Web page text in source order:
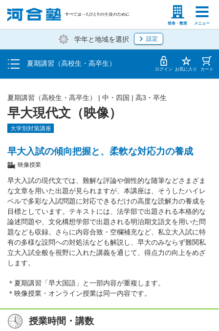
校舎・教室 メニュー
塾生の方 高等学校の先生
学年と地域を選択 設定
夏期講習（高校生・高卒生）
受講料・お申し込み方法
受講開始までの流れ
校舎・教室一覧 ログイン お気に入り カート
早大現代文（映像）
夏期講習（高校生・高卒生） | 中・四国 | 高3・卒生
大学別対策講座
早大入試の傾向把握と、柔軟な対応力の養成
映像授業
早大入試の現代文では、難解な評論や個性的な随筆などさまざま
な文章を用いた出題が見られますが、本講座は、そうしたハイレ
ベルで多彩な入試問題に対応できるだけの高度な読解力の養成を
目標としています。テキストには、法学部で出題される本格的な
論述問題や、文化構想学部で出題される明治期文語文を用いた問
題なども収録。さらに内容合致・空欄補充など、私立大入試に特
有の多様な設問への対処法なども解説し、早大のみならず難関私
立大入試全般を視野に入れた講義を通じて、得点力の向上をめざ
します。
＊夏期講習「早大国語」と一部内容が重複します。
＊映像授業・オンライン授業は同一内容です。
授業時間・講数